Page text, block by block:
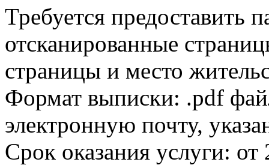
Требуется предоставить
отсканированные
страницы и место
Формат выписки: .pdf
электронную почту,
Срок оказания услуги: от